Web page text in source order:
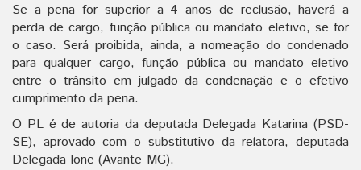
Se a pena for superior a 4 anos de reclusão, haverá a
perda de cargo, função pública ou mandato eletivo, se for
o caso. Será proibida, ainda, a nomeação do condenado
para qualquer cargo, função pública ou mandato eletivo
entre o trânsito em julgado da condenação e o efetivo
cumprimento da pena.
O PL é de autoria da deputada Delegada Katarina (PSD-
SE), aprovado com o substitutivo da relatora, deputada
Delegada Ione (Avante-MG).